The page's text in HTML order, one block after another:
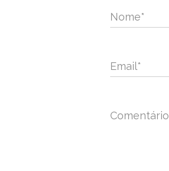
Nome*
Email*
Comentário